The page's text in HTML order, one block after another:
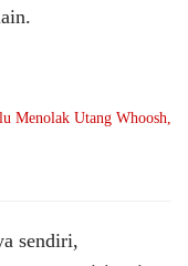
Menolak Utang Whoosh,
sendiri,